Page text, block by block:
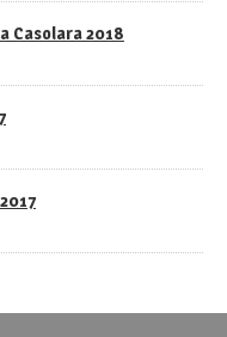
Casolara 2018